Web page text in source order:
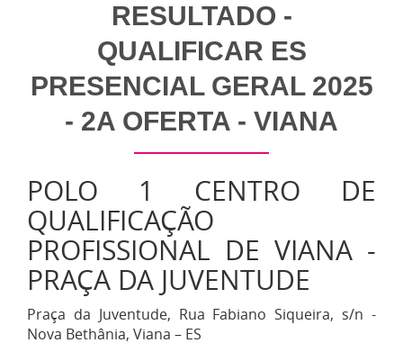
RESULTADO -
QUALIFICAR ES
PRESENCIAL GERAL 2025
- 2A OFERTA - VIANA
POLO 1 CENTRO DE
QUALIFICAÇÃO
PROFISSIONAL DE VIANA -
PRAÇA DA JUVENTUDE
Praça da Juventude, Rua Fabiano Siqueira, s/n -
Nova Bethânia, Viana – ES